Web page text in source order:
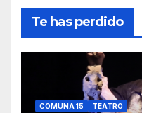
Te has perdido
COMUNA 15 TEATRO